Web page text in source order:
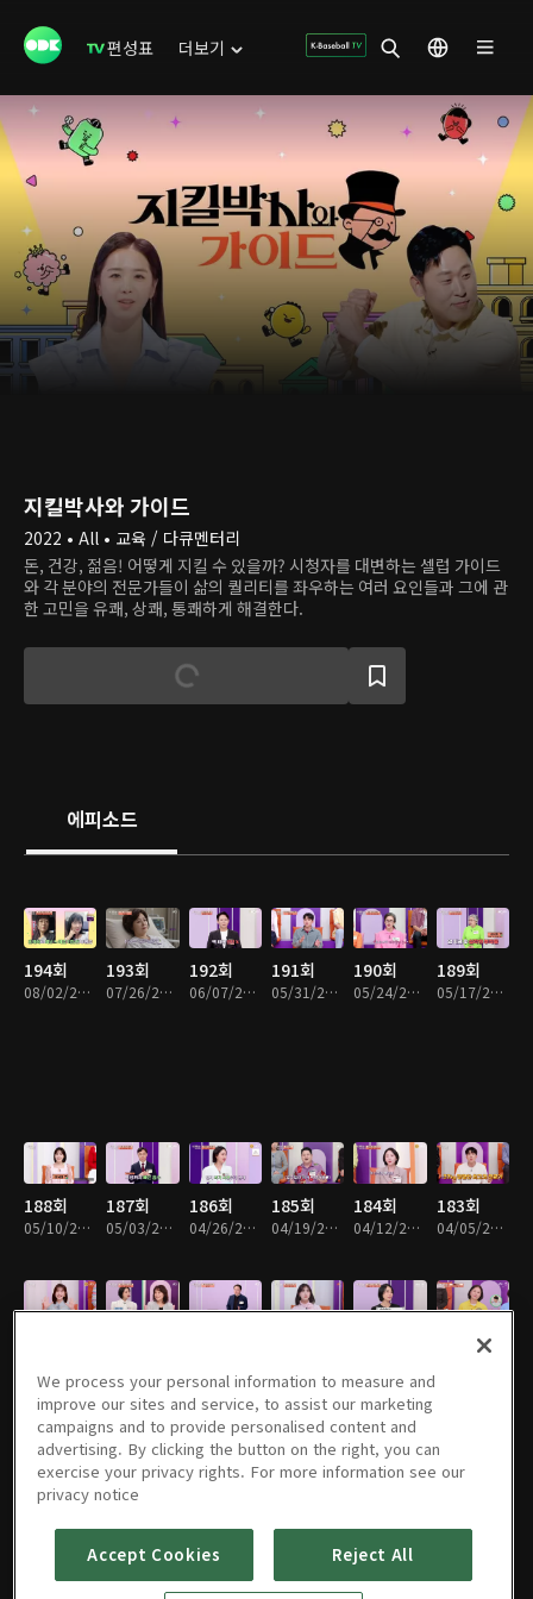
편성표 더보기
지킬박사와 가이드
2022 • All • 교육 / 다큐멘터리
돈, 건강, 젊음! 어떻게 지킬 수 있을까? 시청자를 대변하는 셀럽 가이드
와 각 분야의 전문가들이 삶의 퀄리티를 좌우하는 여러 요인들과 그에 관
한 고민을 유쾌, 상쾌, 통쾌하게 해결한다.
에피소드
194회
08/02/2026 • 47분
193회
07/26/2026 • 47분
192회
06/07/2026 • 47분
191회
05/31/2026 • 47분
190회
05/24/2026 • 47분
189회
05/17/2026 • 47분
188회
05/10/2026 • 47분
187회
05/03/2026 • 47분
186회
04/26/2026 • 47분
185회
04/19/2026 • 47분
184회
04/12/2026 • 47분
183회
04/05/2026 • 47분
177회
176회
01/25/2026 • 47분
175회 174회 173회 172회 171회
We process your personal information to measure and
improve our sites and service, to assist our marketing
campaigns and to provide personalised content and
advertising. By clicking the button on the right, you can
exercise your privacy rights. For more information see our
privacy notice
Accept Cookies Reject All